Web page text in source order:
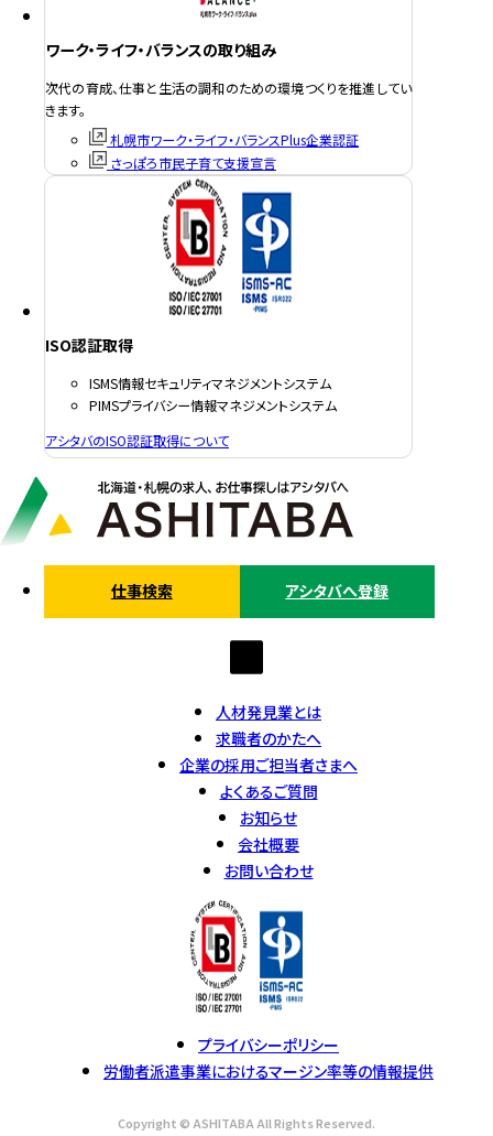
ワーク・ライフ・バランスの取り組み
次代の育成、仕事と生活の調和のための環境つくりを推進してい
きます。
札幌市ワーク・ライフ・バランスPlus企業認証
さっぽろ市民子育て支援宣言
ISO認証取得
ISMS情報セキュリティマネジメントシステム
PIMSプライバシー情報マネジメントシステム
アシタバのISO認証取得について
仕事検索 アシタバへ登録
人材発見業とは
求職者のかたへ
企業の採用ご担当者さまへ
よくあるご質問
お知らせ
会社概要
お問い合わせ
プライバシーポリシー
労働者派遣事業におけるマージン率等の情報提供
Copyright © ASHITABA All Rights Reserved.